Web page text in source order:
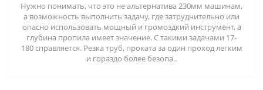
Нужно понимать, что это не альтернатива 230мм машинам,
а возможность выполнить задачу, где затруднительно или
опасно использовать мощный и громоздкий инструмент, а
глубина пропила имеет значение. С такими задачами 17-
180 справляется. Резка труб, проката за один проход легким
и гораздо более безопа..